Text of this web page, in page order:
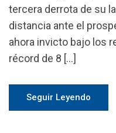
tercera derrota de su
distancia ante el
ahora invicto bajo los
récord de 8 […]
Seguir Leyendo